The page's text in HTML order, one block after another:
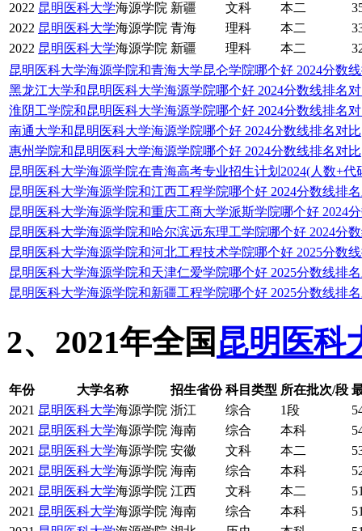
2022 昆明医科大学海源学院 新疆 文科 本二
2022 昆明医科大学海源学院 青海 理科 本二
2022 昆明医科大学海源学院 新疆 理科 本二
昆明医科大学海源学院和青海大学昆仑学院哪个好 2024分数
黑龙江大学和昆明医科大学海源学院哪个好 2024分数线排名
淮阴工学院和昆明医科大学海源学院哪个好 2024分数线排名
南通大学和昆明医科大学海源学院哪个好 2024分数线排名对比
惠州学院和昆明医科大学海源学院哪个好 2024分数线排名对比
昆明医科大学海源学院在青海高考专业招生计划2024(人数+代
昆明医科大学海源学院和江西工程学院哪个好 2024分数线排
昆明医科大学海源学院和重庆工商大学派斯学院哪个好 2024
昆明医科大学海源学院和哈尔滨远东理工学院哪个好 2024分
昆明医科大学海源学院和河北工程技术学院哪个好 2025分数
昆明医科大学海源学院和天津仁爱学院哪个好 2025分数线排
昆明医科大学海源学院和新疆工程学院哪个好 2025分数线排
2、2021年全国 昆明医科
年份 大学名称 招生省份 科目类型 所在批次/段
2021 昆明医科大学海源学院 浙江 综合 1段
2021 昆明医科大学海源学院 海南 综合 本科
2021 昆明医科大学海源学院 安徽 文科 本二
2021 昆明医科大学海源学院 海南 综合 本科
2021 昆明医科大学海源学院 江西 文科 本二
2021 昆明医科大学海源学院 海南 综合 本科